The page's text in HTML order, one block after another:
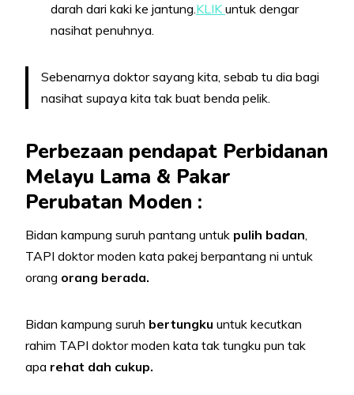
darah dari kaki ke jantung.KLIKuntuk dengar
nasihat penuhnya.
Sebenarnya doktor sayang kita, sebab tu dia bagi
nasihat supaya kita tak buat benda pelik.
Perbezaan pendapat Perbidanan
Melayu Lama & Pakar
Perubatan Moden :
Bidan kampung suruh pantang untuk pulih badan,
TAPI doktor moden kata pakej berpantang ni untuk
orang orang berada.
Bidan kampung suruh bertungku untuk kecutkan
rahim TAPI doktor moden kata tak tungku pun tak
apa rehat dah cukup.